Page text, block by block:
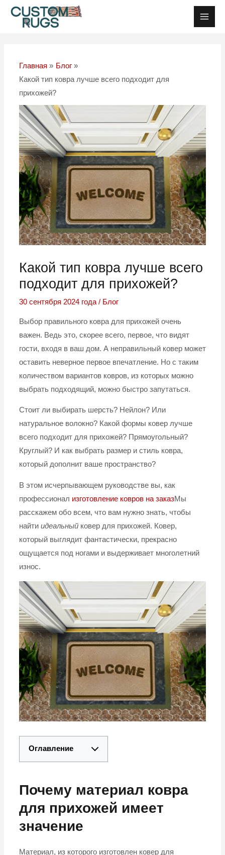
Перейти
Главная
Блог
Какой тип ковра лучше всего подходит для
прихожей?
Какой тип ковра лучше всего
подходит для прихожей?
30 сентября 2024 года/ Блог
Выбор правильного ковра для прихожей очень
важен. Ведь это, скорее всего, первое, что видят
гости, входя в ваш дом. А неправильный ковер может
оставить неверное первое впечатление. Но с таким
количеством вариантов ковров, из которых можно
выбрать подходящий, можно быстро запутаться.
Стоит ли выбирать шерсть? Нейлон? Или
натуральное волокно? Какой формы ковер лучше
всего подходит для прихожей? Прямоугольный?
Круглый? И как выбрать размер и стиль ковра,
который дополнит ваше пространство?
В этом исчерпывающем руководстве вы, как
профессионал изготовление ковров на заказМы
расскажем обо всем, что вам нужно знать, чтобы
найти идеальныйковер для прихожей. Ковер,
который выглядит фантастически, прекрасно
ощущается под ногами и выдерживает многолетний
износ.
Оглавление
Почему материал ковра
для прихожей имеет
значение
Материал, из которого изготовлен ковер для
Post
navigation